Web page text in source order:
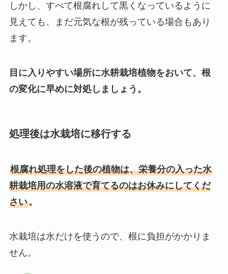
しかし、すべて根腐れして黒くなっているように
見えても、まだ元気な根が残っている場合もあり
ます。
目に入りやすい場所に水耕栽培植物をおいて、根
の変化に早めに対処しましょう。
処理後は水栽培に移行する
根腐れ処理をした後の植物は、栄養分の入った水
耕栽培用の水溶液で育てるのはお休みにしてくだ
さい。
水栽培は水だけを使うので、根に負担がかかりま
せん。